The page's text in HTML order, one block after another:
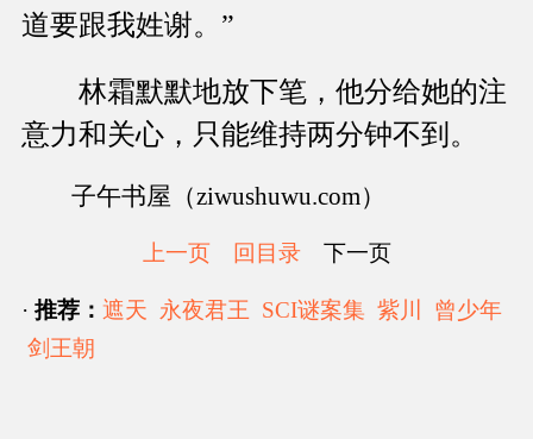
道要跟我姓谢。”
林霜默默地放下笔，他分给她的注
意力和关心，只能维持两分钟不到。
子午书屋（ziwushuwu.com）
上一页 回目录下一页
· 推荐： 遮天 永夜君王 SCI谜案集 紫川
曾少年
剑王朝